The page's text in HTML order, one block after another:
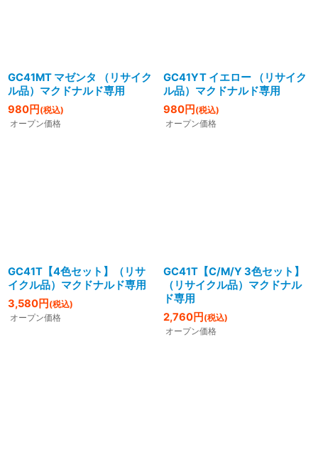
GC41MT マゼンタ （リサイク
ル品）マクドナルド専用
980円 (税込)
オープン価格
GC41YT イエロー （リサイク
ル品）マクドナルド専用
980円 (税込)
オープン価格
GC41T【4色セット】（リサ
イクル品）マクドナルド専用
3,580円 (税込)
オープン価格
GC41T【C/M/Y 3色セット】
（リサイクル品）マクドナル
ド専用
2,760円 (税込)
オープン価格